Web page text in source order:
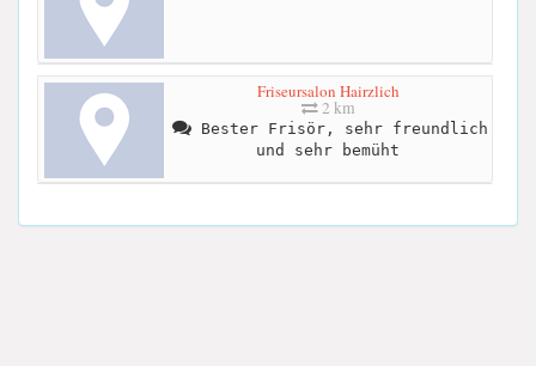
Friseursalon Hairzlich
2 km
Bester Frisör, sehr freundlich
und sehr bemüht